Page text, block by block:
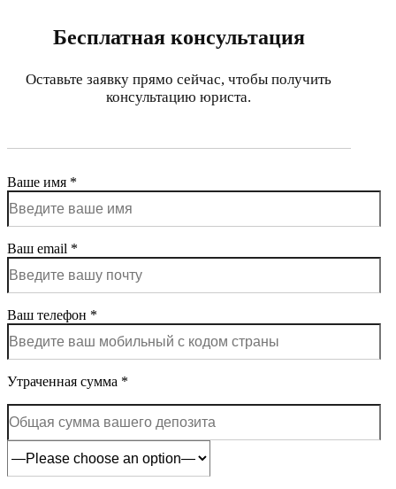
Бесплатная консультация
Оставьте заявку прямо сейчас, чтобы получить
консультацию юриста.
Ваше имя *
Ваш email *
Ваш телефон *
Утраченная сумма *